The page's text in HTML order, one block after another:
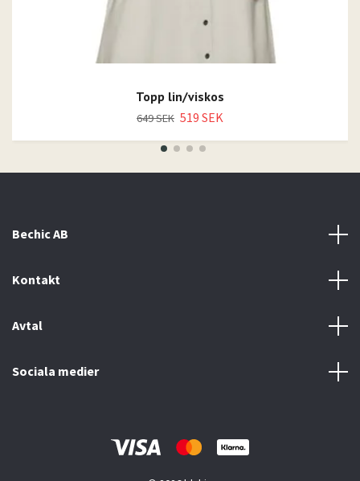
Topp lin/viskos
649 SEK 519 SEK
Bechic AB
Kontakt
Avtal
Sociala medier